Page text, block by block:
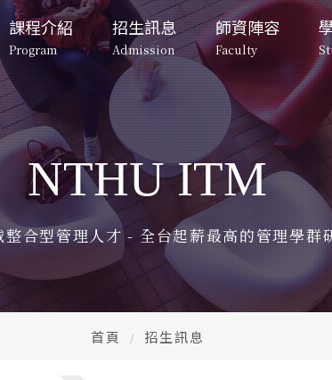
課程介紹
Program
碩士班
Master's Program
博士班-一般組
Doctoral Program
博士班-產業組
Doctoral Industry
特色課程
招生訊息
Admission
碩士班招生
Master's Program
Admissions
博士班招生
Doctoral Program
Admissions
師資陣容
Faculty
專任教師
Full-Time Professors
退休教師
Retired Faculty
行政人員
Administrative Staff
息
生
Rules
博士班招生
Doctoral
Program
Admissions
課程規劃
Curriculum
Planning
Graduation Rules
入學時程與管道
系所成員
Faculty
專任教師
Full-Time Professors
退休教師
Retired Faculty
行政人員
Administrative Staff
學生
重要日
校園
在校生
Student
兩岸
Tsing
NTHU ITM
整合型管理人才 - 全台起薪最高的管理學群
首頁 招生訊息